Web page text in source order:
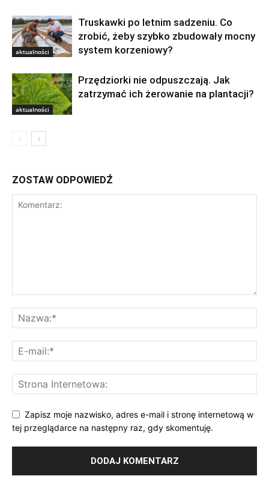
aktualności
Truskawki po letnim sadzeniu. Co
zrobić, żeby szybko zbudowały mocny
system korzeniowy?
aktualności
Przędziorki nie odpuszczają. Jak
zatrzymać ich żerowanie na plantacji?
ZOSTAW ODPOWIEDŹ
Zapisz moje nazwisko, adres e-mail i stronę internetową w
tej przeglądarce na następny raz, gdy skomentuję.